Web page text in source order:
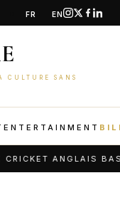
FR EN
CULTURE SANS
ENTERTAINMENT
ANGLAIS